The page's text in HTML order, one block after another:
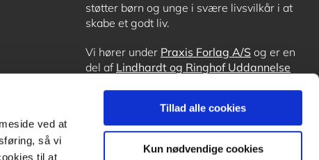
ved at
så vi
til at
Tillad alle cookies
Kun nødvendige cookies
støtter børn og unge i svære livsvilkår i at
skabe et godt liv.
Vi hører under Praxis Forlag A/S og er en
del af Lindhardt og Ringhof Uddannelse
OrdblindetræningogForstå.dk.